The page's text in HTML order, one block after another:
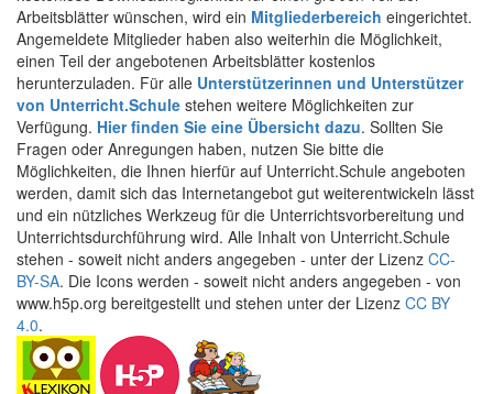
Arbeitsblätter wünschen, wird ein Mitgliederbereich eingerichtet.
Angemeldete Mitglieder haben also weiterhin die Möglichkeit,
einen Teil der angebotenen Arbeitsblätter kostenlos
herunterzuladen. Für alle Unterstützerinnen und Unterstützer
von Unterricht.Schule stehen weitere Möglichkeiten zur
Verfügung. Hier finden Sie eine Übersicht dazu. Sollten Sie
Fragen oder Anregungen haben, nutzen Sie bitte die
Möglichkeiten, die Ihnen hierfür auf Unterricht.Schule angeboten
werden, damit sich das Internetangebot gut weiterentwickeln lässt
und ein nützliches Werkzeug für die Unterrichtsvorbereitung und
Unterrichtsdurchführung wird. Alle Inhalt von Unterricht.Schule
stehen - soweit nicht anders angegeben - unter der Lizenz CC-
BY-SA. Die Icons werden - soweit nicht anders angegeben - von
www.h5p.org bereitgestellt und stehen unter der Lizenz CC BY
4.0.